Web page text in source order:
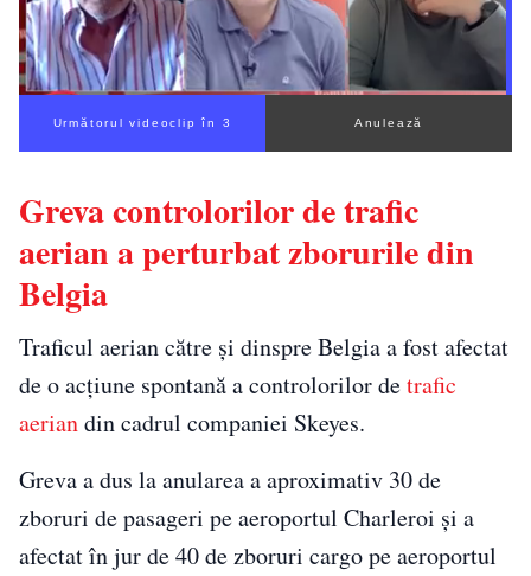
Următorul videoclip în 2 Anulează
Greva controlorilor de trafic
aerian a perturbat zborurile din
Belgia
Traficul aerian către și dinspre Belgia a fost afectat
de o acțiune spontană a controlorilor detrafic
aeriandin cadrul companiei Skeyes.
Greva a dus la anularea a aproximativ 30 de
zboruri de pasageri pe aeroportul Charleroi și a
afectat în jur de 40 de zboruri cargo pe aeroportul